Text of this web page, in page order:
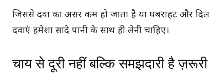
जिससे दवा का असर कम हो जाता है या घबराहट और
दवाएं हमेशा सादे पानी के साथ ही लेनी चाहिए।
चाय से दूरी नहीं बल्कि समझदारी है ज़रूरी